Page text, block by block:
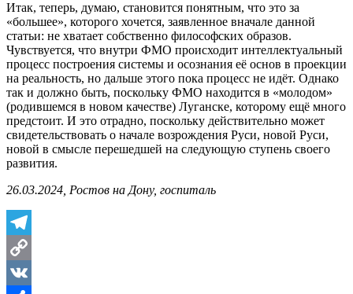
Итак, теперь, думаю, становится понятным, что это за
«большее», которого хочется, заявленное вначале данной
статьи: не хватает собственно философских образов.
Чувствуется, что внутри ФМО происходит интеллектуальный
процесс построения системы и осознания её основ в проекции
на реальность, но дальше этого пока процесс не идёт. Однако
так и должно быть, поскольку ФМО находится в «молодом»
(родившемся в новом качестве) Луганске, которому ещё много
предстоит. И это отрадно, поскольку действительно может
свидетельствовать о начале возрождения Руси, новой Руси,
новой в смысле перешедшей на следующую ступень своего
развития.
26.03.2024, Ростов на Дону, госпиталь
Telegram
Copy